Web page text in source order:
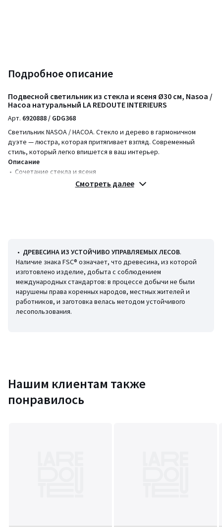
Подробное описание
Подвесной светильник из стекла и ясеня Ø30 см, Nasoa /
Насоа натуральный LA REDOUTE INTERIEURS
Арт. 6920888 / GDG368
Светильник NASOA / НАСОА. Стекло и дерево в гармоничном
дуэте — люстра, которая притягивает взгляд. Современный
стиль, который легко впишется в ваш интерьер.
Описание
• Сочетание стекла и ясеня
• Длина кабеля 150 см. Кабель из белой ткани
Размеры
• Ø 30 см
• Высота: 30 см
• Длина кабеля не более 1,20 м (регулируемая)
Размеры единый размер
Смотреть далее
• ДРЕВЕСИНА ИЗ УСТОЙЧИВО УПРАВЛЯЕМЫХ ЛЕСОВ.
Наличие знака FSC® означает, что древесина, из которой
изготовлено изделие, добыта с соблюдением
международных стандартов: в процессе добычи не были
нарушены права коренных народов, местных жителей и
работников, и заготовка велась методом устойчивого
лесопользования.
Нашим клиентам также
понравилось